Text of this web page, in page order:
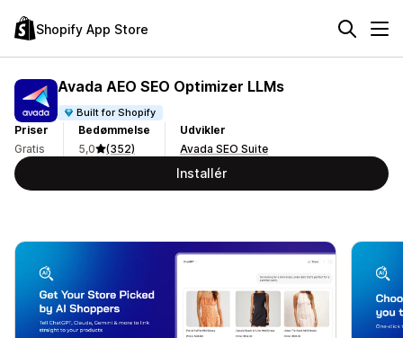
Shopify App Store
Avada AEO SEO Optimizer LLMs
Built for Shopify
Priser
Gratis
Bedømmelse
5,0
(352)
Udvikler
Avada SEO Suite
Installér